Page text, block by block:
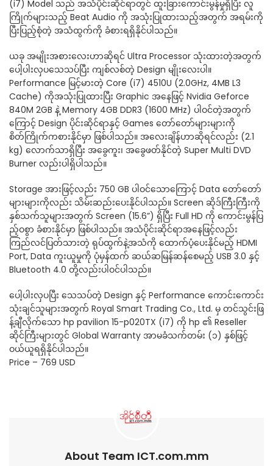
(i7) Model သည် အသံပိုင်းဆိုင်ရာတွင် ထူးခြားကောင်းမွန်မှုရှိပြီး လူ
ကြိုက်များသည့် Beat Audio ကို အသုံးပြုထားသည့်အတွက် အရမ်းကို
ပြီးပြည့်စုံတဲ့ အသံထွက်ကို ခံစားရရှိနိုင်ပါသည်။
ယခု အမျိုးအစားလေးဟာဆိုရင် Ultra Processor သုံးထားတဲ့အတွက်
ပေါ့ပါးလှပသေသပ်ပြီး ကျစ်လစ်တဲ့ Design မျိုးလေးပါ။
Performance မြင့်မားတဲ့ Core (i7) 4510U (2.0GHz, 4MB L3
Cache) ကိုအသုံးပြုထားပြီး Graphic အနေဖြင့် Nvidia Geforce
840M 2GB နဲ့ Memory 4GB DDR3 (1600 MHz) ပါဝင်တဲ့အတွက်
ကြောင့် Design ပိုင်းဆိုင်ရာနှင့် Games တော်တော်များများကို
စိတ်ကြိုက်ကစားနိုင်မှာ ဖြစ်ပါသည်။ အလေးချိန်ဟာဆိုရင်လည်း (2.1
kg) လောက်သာရှိပြီး အခွေကူး၊ အခွေဖတ်နိုင်တဲ့ Super Multi DVD
Burner လည်းပါရှိပါသည်။
Storage အားဖြင့်လည်း 750 GB ပါဝင်သောကြောင့် Data တော်တော်
များများကိုလည်း သိမ်းဆည်းပေးနိုင်ပါသည်။ Screen ဆိုဒ်ကြီးကြီးကို
နှစ်သက်သူများအတွက် Screen (15.6”) ရှိပြီး Full HD ကို ကောင်းမွန်ပြ
ည့်ဝစွာ ခံစားနိုင်မှာ ဖြစ်ပါသည်။ အသံပိုင်းဆိုင်ရာအနေဖြင့်လည်း
ကြည်လင်ပြတ်သားတဲ့ ရုပ်ထွက်နဲ့အသံကို ထောက်ပံ့ပေးနိုင်မည့် HDMI
Port, Data ကူးယူမှုကို ပုံမှန်ထက် ဆယ်ဆမြန်ဆန်စေမည့် USB 3.0 နှင့်
Bluetooth 4.0 တို့လည်းပါဝင်ပါသည်။
ပေါ့ပါးလှပပြီး သေသပ်တဲ့ Design နှင့် Performance ကောင်းကောင်း
သုံးချင်သူများအတွက် Royal Smart Trading Co., Ltd. မှ တင်သွင်းဖြ
န့်ချီလိုက်သော hp pavilion 15-p020TX (i7) ကို hp ၏ Reseller
ဆိုင်ကြီးများတွင် Global Warranty အာမခံသက်တမ်း (၁) နှစ်ဖြင့်
ဝယ်ယူရရှိနိုင်ပါသည်။
Price – 769 USD
About Team ICT.com.mm